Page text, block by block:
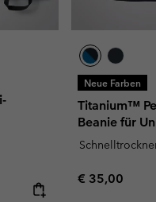
Neue Farben
Titanium™
Beanie für
Regular price:
€ 35,00